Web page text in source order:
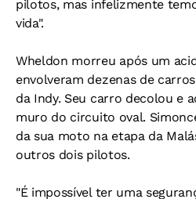
pilotos, mas infelizmente
vida".
Wheldon morreu após um
envolveram dezenas de
da Indy. Seu carro decolou e
muro do circuito oval.
da sua moto na etapa da
outros dois pilotos.
"É impossível ter uma